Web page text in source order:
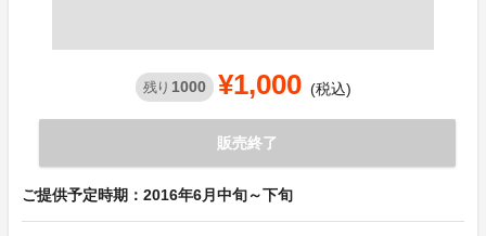
残り 1000 ¥1,000 (税込)
販売終了
ご提供予定時期：2016年6月中旬～下旬